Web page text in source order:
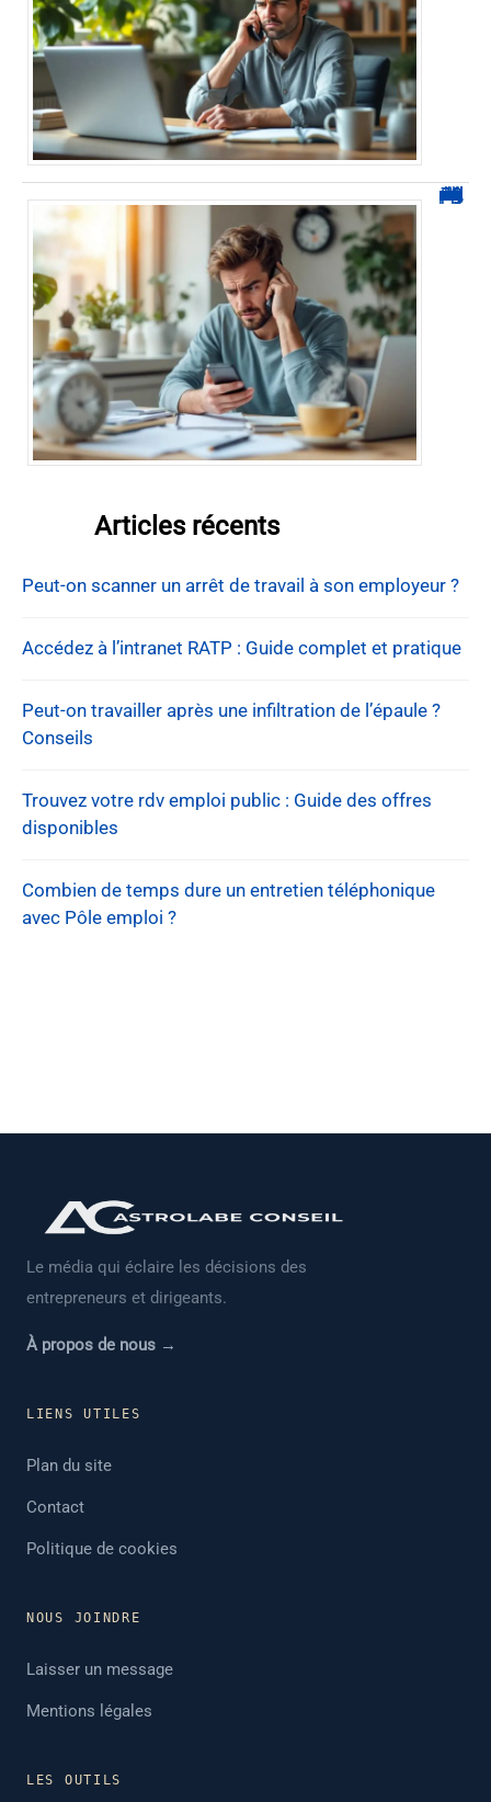
0270 démarchage : comment repérer, bloquer et signaler ces appels
Articles récents
Peut-on scanner un arrêt de travail à son employeur ?
Accédez à l’intranet RATP : Guide complet et pratique
Peut-on travailler après une infiltration de l’épaule ?
Conseils
Trouvez votre rdv emploi public : Guide des offres
disponibles
Combien de temps dure un entretien téléphonique
avec Pôle emploi ?
Le média qui éclaire les décisions des
entrepreneurs et dirigeants.
À propos de nous →
LIENS UTILES
Plan du site
Contact
Politique de cookies
NOUS JOINDRE
Laisser un message
Mentions légales
LES OUTILS